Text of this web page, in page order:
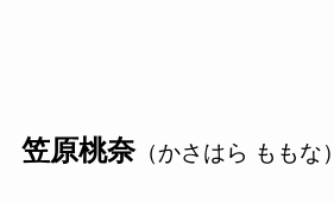
笠原桃奈（かさはら ももな）